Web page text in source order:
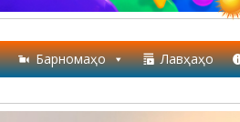
Барномаҳо Лавҳаҳо